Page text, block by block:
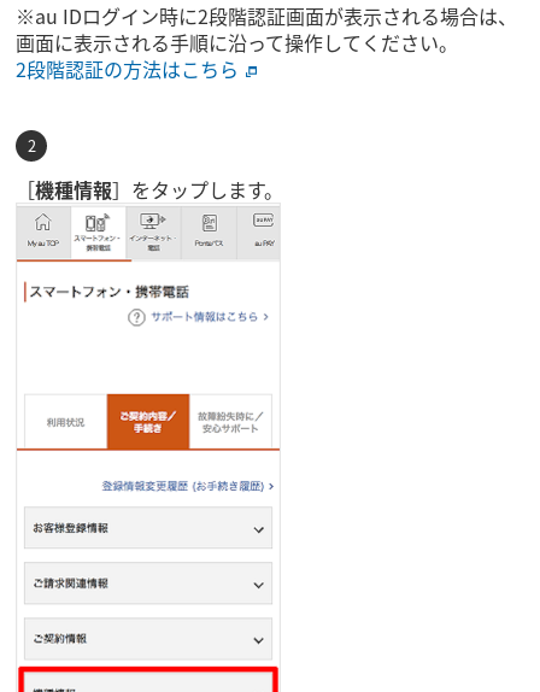
※au IDログイン時に2段階認証画面が表示される場合は、
画面に表示される手順に沿って操作してください。
2段階認証の方法はこちら
［機種情報］をタップします。